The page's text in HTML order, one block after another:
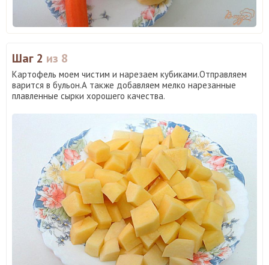
Шаг 2 из 8
Картофель моем чистим и нарезаем кубиками.Отправляем
варится в бульон.А также добавляем мелко нарезанные
плавленные сырки хорошего качества.